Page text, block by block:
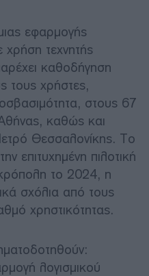
εφαρμογής
τεχνητής
καθοδήγηση
τους χρήστες,
στους 67
καθώς και
Θεσσαλονίκης. Το
επιτυχημένη πιλοτική
το 2024, η
σχόλια από τους
χρηστικότητας.
λογισμικού